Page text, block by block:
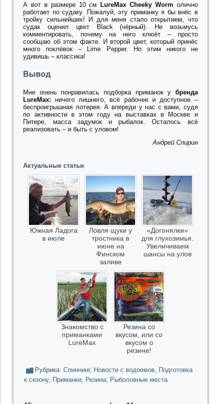
А вот в размере 10 см LureMax Cheeky Worm олично
работает по судаку. Пожалуй, эту приманку я бы внёс в
тройку сильнейших! И для меня стало открытием, что
судак оценил цвет Black (чёрный). Не возьмусь
комментировать, почему на него клюёт – просто
сообщаю об этом факте. И второй цвет, который принёс
много поклёвок – Lime Pepper. Но этим никого не
удивишь – классика!
Вывод
Мне очень понравилась подборка приманок у бренда
LureMax: ничего лишнего, всё рабочее и доступное –
беспроигрышная лотерея. А впереди у нас с вами, судя
по активности в этом году на выставках в Москве и
Питере, масса задумок и рыбалок. Осталось всё
реализовать – и быть с уловом!
Андрей Спирин
Актуальные статьи
Южная Ладога
в июле
Ловля щуки у
тростника в
июне на
Финском
заливе
«Догонялки»
для глухозимья.
Увеличиваем
шансы на улов
Знакомство с
приманками
LureMax
Резина со
вкусом, или со
вкусом о
резине!
Рубрика: Cпиннинг, Новости с водоемов
Подготовка
к сезону, Приманки Резина Рыболовные места